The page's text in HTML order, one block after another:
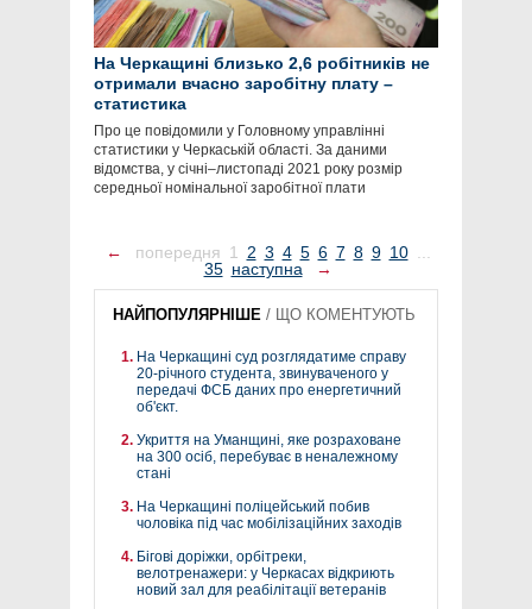
На Черкащині близько 2,6 робітників не
отримали вчасно заробітну плату –
статистика
Про це повідомили у Головному управлінні
статистики у Черкаській області. За даними
відомства, у січні–листопаді 2021 року розмір
середньої номінальної заробітної плати
← попередня 1 2 3 4 5 6 7 8 9 10 ...
35 наступна →
НАЙПОПУЛЯРНІШЕ / ЩО КОМЕНТУЮТЬ
На Черкащині суд розглядатиме справу
20-річного студента, звинуваченого у
передачі ФСБ даних про енергетичний
об'єкт.
Укриття на Уманщині, яке розраховане
на 300 осіб, перебуває в неналежному
стані
На Черкащині поліцейський побив
чоловіка під час мобілізаційних заходів
Бігові доріжки, орбітреки,
велотренажери: у Черкасах відкриють
новий зал для реабілітації ветеранів